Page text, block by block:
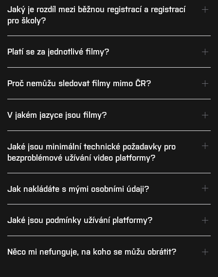
Jaký je rozdíl mezi běžnou registrací a registrací
pro školy?
Platí se za jednotlivé filmy?
Proč nemůžu sledovat filmy mimo ČR?
V jakém jazyce jsou filmy?
Jaké jsou minimální technické požadavky pro
bezproblémové užívání video platformy?
Jak nakládáte s mými osobními údaji?
Jaké jsou podmínky užívání platformy?
Něco mi nefunguje, na koho se můžu obrátit?